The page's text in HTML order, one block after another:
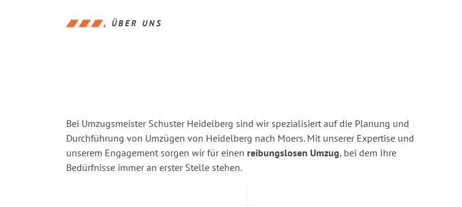
ÜBER UNS
Bei Umzugsmeister Schuster Heidelberg sind wir spezialisiert auf die Planung und
Durchführung von Umzügen von Heidelberg nach Moers. Mit unserer Expertise und
unserem Engagement sorgen wir für einen reibungslosen Umzug, bei dem Ihre
Bedürfnisse immer an erster Stelle stehen.